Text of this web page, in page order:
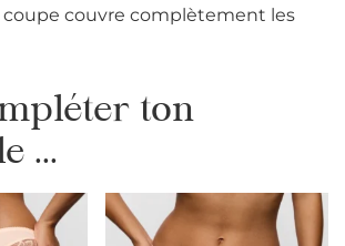
couvre complètement les
ton
...